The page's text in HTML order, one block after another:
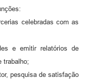
celebradas com as
e emitir relatórios de
trabalho;
pesquisa de satisfação